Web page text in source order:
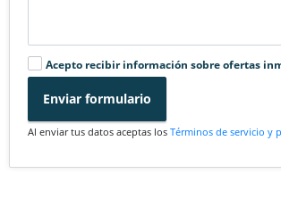
Acepto recibir información sobre ofertas
Enviar formulario
Al enviar tus datos aceptas los Términos de servicio y